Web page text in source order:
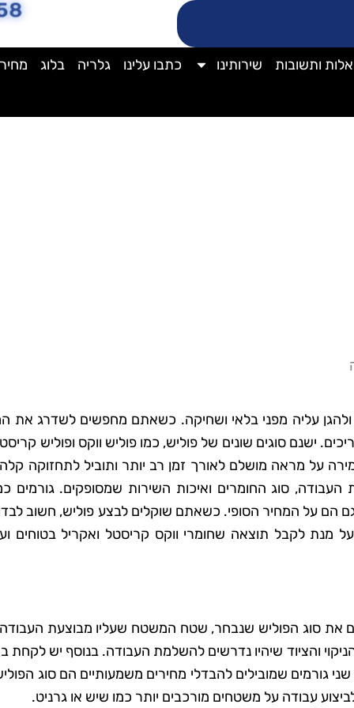
ותשובות שירותינו כתבו עלינו גלריה בלוג
עליה מפני בלאי ושחיקה. כשאתם מחפשים לשדרג את
ישנם סוגים שונים של פוליש, כמו פוליש ווקס ופוליש
על מראה מושלם לאורך זמן רב יותר ותוביל לתחזוקה קלה
סוג החומרים ואיכות השירות שמסופקים. גורמים
הם על המחיר הסופי. כשאתם שוקלים לבצע פוליש, חשוב
לקבל תוצאה שחומרי ווקס קריסטל ואקריל בטוחים
את סוג הפוליש שנבחר, שטח המשטח שעליו מבוצעת
והציוד שיהיו נדרשים להשלמת העבודה. בנוסף יש לקחת
גורמים שמובילים להבדלי מחירים משמעותיים הם סוג
עבודה על משטחים מורכבים יותר כמו שיש או גרניט.